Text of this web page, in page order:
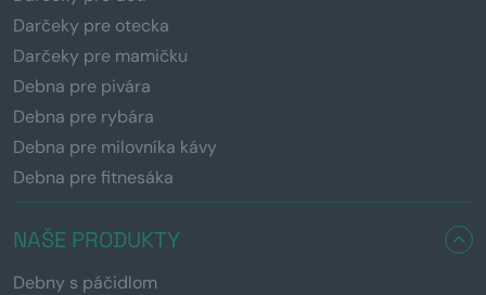
Darčeky pre otecka
Darčeky pre mamičku
Debna pre pivára
Debna pre rybára
Debna pre milovníka kávy
Debna pre fitnesáka
NAŠE PRODUKTY
Debny s páčidlom